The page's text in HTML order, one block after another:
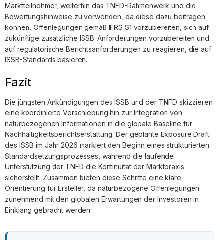
Marktteilnehmer, weiterhin das TNFD-Rahmenwerk und die
Bewertungshinweise zu verwenden, da diese dazu beitragen
können, Offenlegungen gemäß IFRS S1 vorzubereiten, sich auf
zukünftige zusätzliche ISSB-Anforderungen vorzubereiten und
auf regulatorische Berichtsanforderungen zu reagieren, die auf
ISSB-Standards basieren.
Fazit
Die jüngsten Ankündigungen des ISSB und der TNFD skizzieren
eine koordinierte Verschiebung hin zur Integration von
naturbezogenen Informationen in die globale Baseline für
Nachhaltigkeitsberichtserstattung. Der geplante Exposure Draft
des ISSB im Jahr 2026 markiert den Beginn eines strukturierten
Standardsetzungsprozesses, während die laufende
Unterstützung der TNFD die Kontinuität der Marktpraxis
sicherstellt. Zusammen bieten diese Schritte eine klare
Orientierung für Ersteller, da naturbezogene Offenlegungen
zunehmend mit den globalen Erwartungen der Investoren in
Einklang gebracht werden.